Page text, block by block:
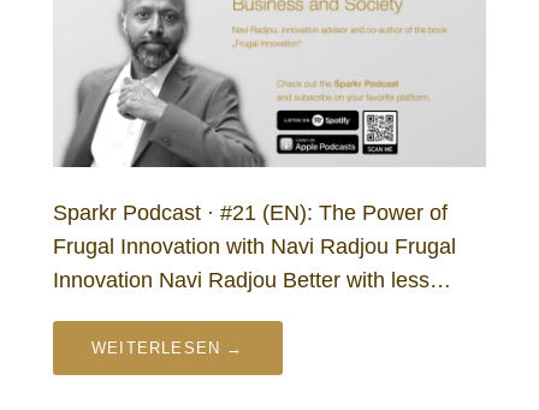
Sparkr Podcast · #21 (EN): The Power of
Frugal Innovation with Navi Radjou Frugal
Innovation Navi Radjou Better with less…
WEITERLESEN →